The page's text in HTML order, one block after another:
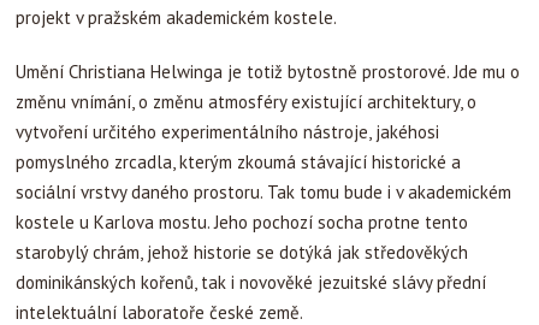
projekt v pražském akademickém kostele.
Umění Christiana Helwinga je totiž bytostně prostorové. Jde mu o
změnu vnímání, o změnu atmosféry existující architektury, o
vytvoření určitého experimentálního nástroje, jakéhosi
pomyslného zrcadla, kterým zkoumá stávající historické a
sociální vrstvy daného prostoru. Tak tomu bude i v akademickém
kostele u Karlova mostu. Jeho pochozí socha protne tento
starobylý chrám, jehož historie se dotýká jak středověkých
dominikánských kořenů, tak i novověké jezuitské slávy přední
intelektuální laboratoře české země.